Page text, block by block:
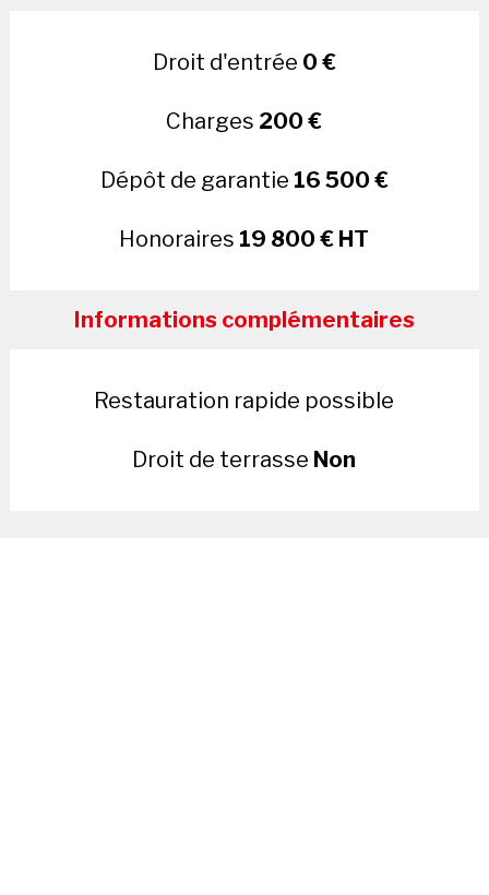
Droit d'entrée 0 €
Charges 200 €
Dépôt de garantie 16 500 €
Honoraires 19 800 € HT
Informations complémentaires
Restauration rapide possible
Droit de terrasse Non